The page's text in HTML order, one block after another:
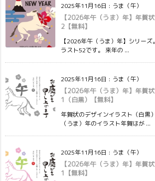
2025年11月16日 : うま（午）
【2026年午（うま）年】年賀
2【無料】
【2026年午（うま）年】シリー
ラスト52です。 来年の ...
2025年11月16日 : うま（午）
【2026年午（うま）年】年賀
1（白黒）【無料】
年賀状のデザインイラスト（白黒
（うま）年のイラスト年賀はが ...
2025年11月16日 : うま（午）
【2026年午（うま）年】年賀
1【無料】